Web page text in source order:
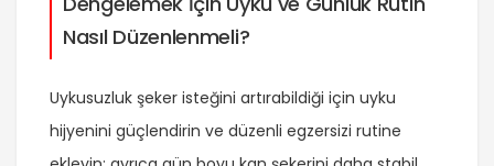
Nasıl Düzenlenmeli?
Uykusuzluk şeker isteğini artırabildiği için uyku
hijyenini güçlendirin ve düzenli egzersizi rutine